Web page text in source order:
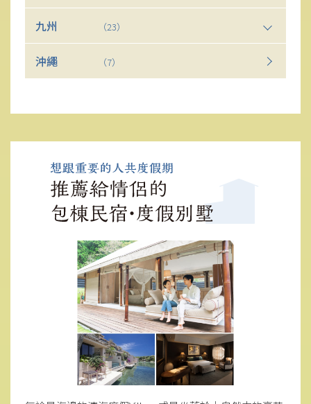
九州 （23）
沖繩 （7）